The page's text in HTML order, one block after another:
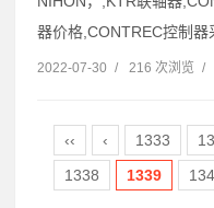
器价格,CONTREC控制器
2022-07-30 / 216 次浏览 /
‹‹ ‹ 1333
1338
1339